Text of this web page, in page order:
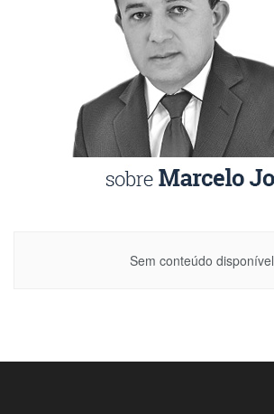
Sem conteúdo disponível